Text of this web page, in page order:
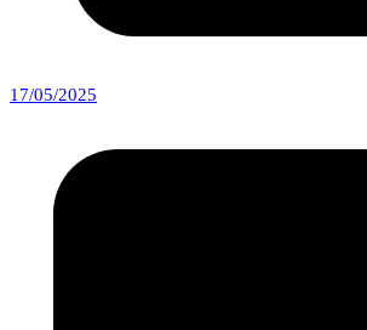
17/05/2025